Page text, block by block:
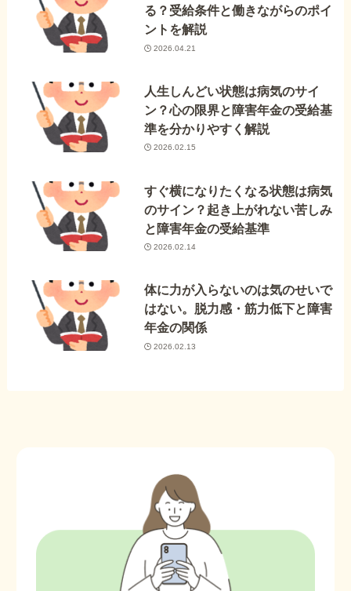
る？受給条件と働きながらのポイ
ントを解説
2026.04.21
人生しんどい状態は病気のサイ
ン？心の限界と障害年金の受給基
準を分かりやすく解説
2026.02.15
すぐ横になりたくなる状態は病気
のサイン？起き上がれない苦しみ
と障害年金の受給基準
2026.02.14
体に力が入らないのは気のせいで
はない。脱力感・筋力低下と障害
年金の関係
2026.02.13